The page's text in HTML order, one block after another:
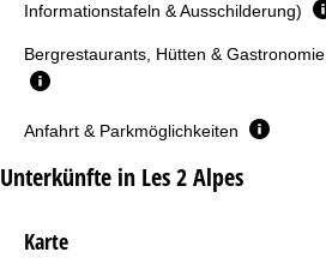
Informationstafeln & Ausschilderung)
Bergrestaurants, Hütten & Gastronomie
Anfahrt & Parkmöglichkeiten
Unterkünfte in Les 2 Alpes
Karte